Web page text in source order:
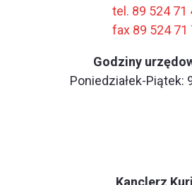
tel. 89 524 71
fax 89 524 71
Godziny
Poniedziałek-Piątek:
Kanclerz